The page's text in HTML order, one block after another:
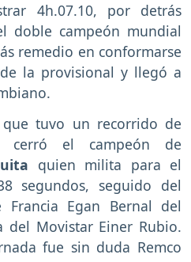
4h.07.10, por detrás
doble campeón mundial
remedio en conformarse
la provisional y llegó a
tuvo un recorrido de
cerró el campeón de
quien milita para el
segundos, seguido del
Egan Bernal del
del Movistar Einer Rubio.
fue sin duda Remco